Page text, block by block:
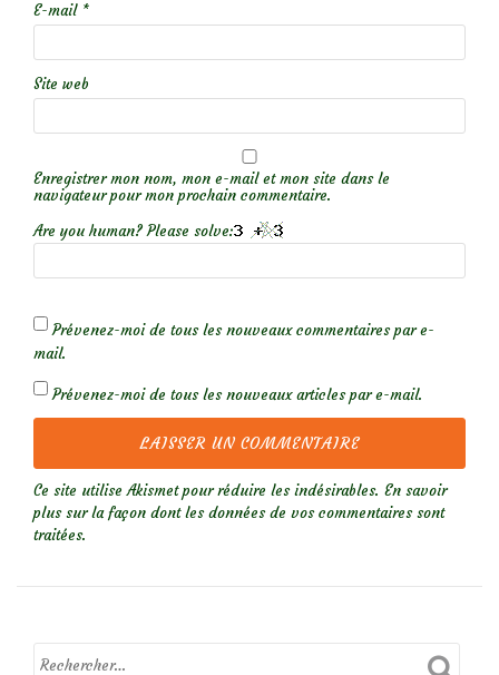
E-mail *
Site web
Enregistrer mon nom, mon e-mail et mon site dans le
navigateur pour mon prochain commentaire.
Are you human? Please solve:
Prévenez-moi de tous les nouveaux commentaires par e-
mail.
Prévenez-moi de tous les nouveaux articles par e-mail.
Ce site utilise Akismet pour réduire les indésirables. En savoir
plus sur la façon dont les données de vos commentaires sont
traitées.